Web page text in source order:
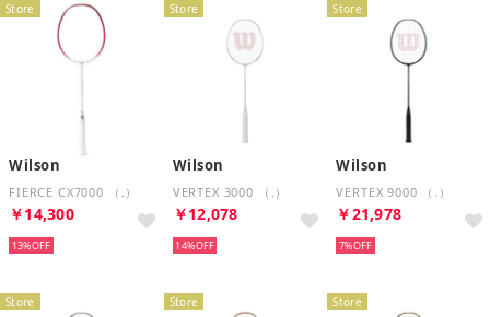
Store
Wilson
FIERCE CX7000 （.）
￥14,300
13%
Store
Wilson
VERTEX 3000 （.）
￥12,078
14%
Store
Wilson
VERTEX 9000 （.）
￥21,978
7%
Store Store Store